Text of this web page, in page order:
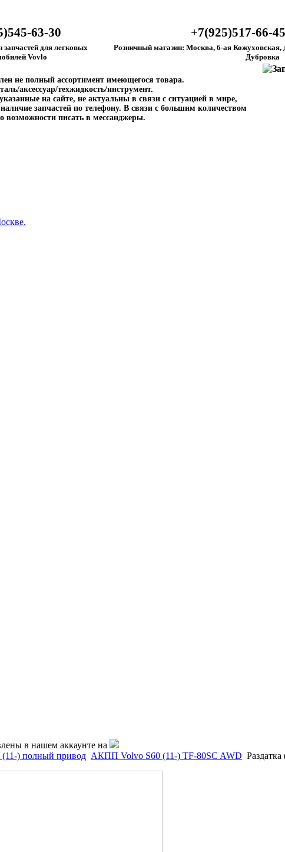
63-30
запчастей для легковых
Vovlo
+7(925)517-66-45
Розничный магазин: Москва, 6-ая
Дубровка
не полный ассортимент имеющегося товара.
аксессуар/техжидкость/инструмент.
на сайте, не актуальны в связи с ситуацией в мире,
запчастей по телефону. В связи с большим количеством
возможности писать в мессанджеры.
в нашем аккаунте на
(11-) полный привод АКПП Volvo S60 (11-) TF-80SC AWD